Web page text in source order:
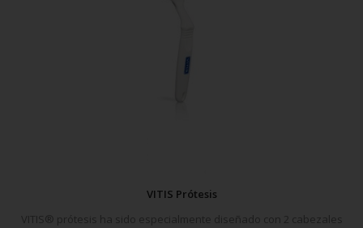
VITIS Prótesis
VITIS® prótesis ha sido especialmente diseñado con 2 cabezales